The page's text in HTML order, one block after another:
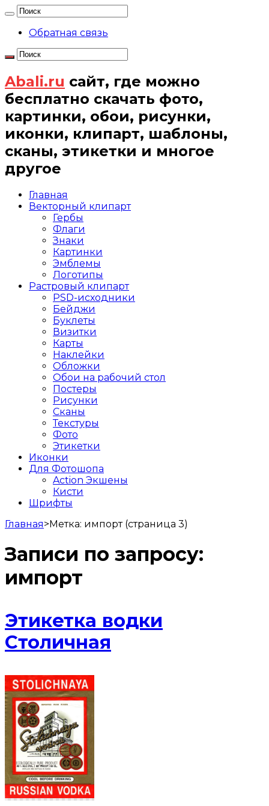
Обратная связь
Abali.ru сайт, где можно
бесплатно скачать фото,
картинки, обои, рисунки,
иконки, клипарт, шаблоны,
сканы, этикетки и многое
другое
Главная
Векторный клипарт
Гербы
Флаги
Знаки
Картинки
Эмблемы
Логотипы
Растровый клипарт
PSD-исходники
Бейджи
Буклеты
Визитки
Карты
Наклейки
Обложки
Обои на рабочий стол
Постеры
Рисунки
Сканы
Текстуры
Фото
Этикетки
Иконки
Для Фотошопа
Action Экшены
Кисти
Шрифты
Главная>Метка: импорт(страница 3)
Записи по запросу:
импорт
Этикетка водки
Столичная